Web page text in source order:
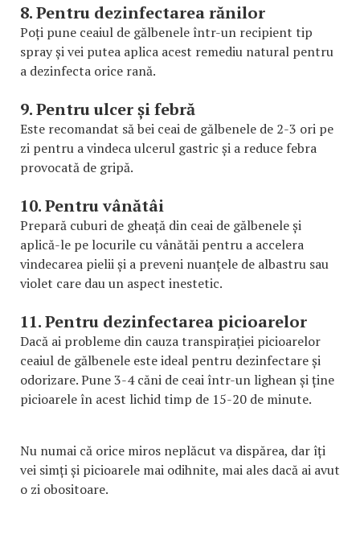
8. Pentru dezinfectarea rănilor
Poți pune ceaiul de gălbenele într-un recipient tip
spray și vei putea aplica acest remediu natural pentru
a dezinfecta orice rană.
9. Pentru ulcer și febră
Este recomandat să bei ceai de gălbenele de 2-3 ori pe
zi pentru a vindeca ulcerul gastric și a reduce febra
provocată de gripă.
10. Pentru vânătâi
Prepară cuburi de gheață din ceai de gălbenele și
aplică-le pe locurile cu vânătăi pentru a accelera
vindecarea pielii și a preveni nuanțele de albastru sau
violet care dau un aspect inestetic.
11. Pentru dezinfectarea picioarelor
Dacă ai probleme din cauza transpirației picioarelor
ceaiul de gălbenele este ideal pentru dezinfectare și
odorizare. Pune 3-4 căni de ceai într-un lighean și ține
picioarele în acest lichid timp de 15-20 de minute.
Nu numai că orice miros neplăcut va dispărea, dar îți
vei simți și picioarele mai odihnite, mai ales dacă ai avut
o zi obositoare.